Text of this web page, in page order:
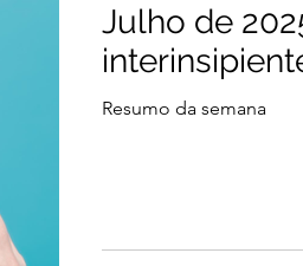
Julho de
Resumo da semana